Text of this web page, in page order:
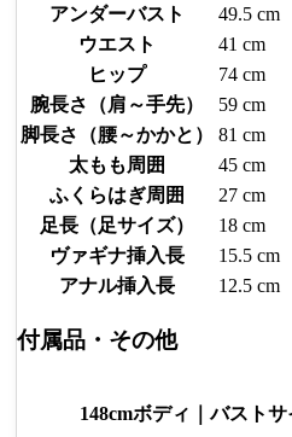
アンダーバスト
49.5 cm
ウエスト
41 cm
ヒップ
74 cm
腕長さ（肩～手先）
59 cm
脚長さ（腰～かかと）
81 cm
太もも周囲
45 cm
ふくらはぎ周囲
27 cm
足長（足サイズ）
18 cm
ヴァギナ挿入長
15.5 cm
アナル挿入長
12.5 cm
付属品・その他
148cmボディ｜バスト